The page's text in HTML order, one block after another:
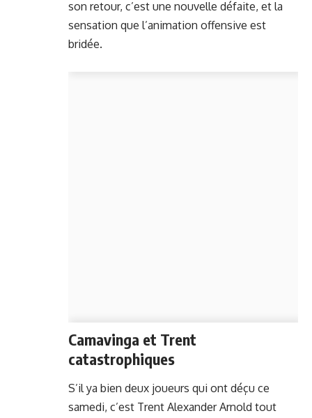
son retour, c’est une nouvelle défaite, et la
sensation que l’animation offensive est
bridée.
Camavinga et Trent
catastrophiques
S’il ya bien deux joueurs qui ont déçu ce
samedi, c’est Trent Alexander Arnold tout